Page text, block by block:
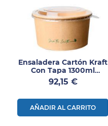
Ensaladera Cartón Kraft
Con Tapa 1300ml
200uds
Precio
92,15 €
AÑADIR AL CARRITO